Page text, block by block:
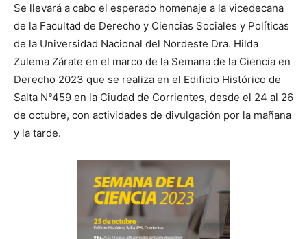
Se llevará a cabo el esperado homenaje a la vicedecana
de la Facultad de Derecho y Ciencias Sociales y Políticas
de la Universidad Nacional del Nordeste Dra. Hilda
Zulema Zárate en el marco de la Semana de la Ciencia en
Derecho 2023 que se realiza en el Edificio Histórico de
Salta N°459 en la Ciudad de Corrientes, desde el 24 al 26
de octubre, con actividades de divulgación por la mañana
y la tarde.